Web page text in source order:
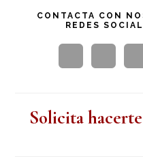
esta
CONTACTA CON
REDES
Solicita